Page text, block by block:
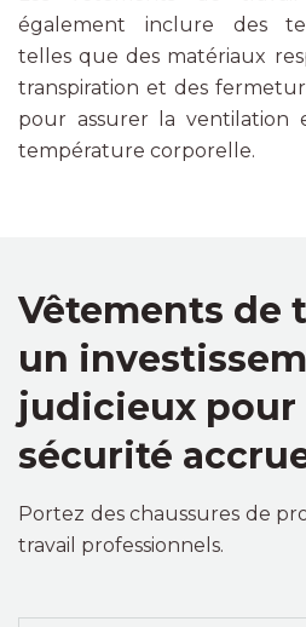
également inclure des
telles que des matériaux
transpiration et des
pour assurer la
température corporelle.
Vêtements de
un
judicieux pour
sécurité
Portez des chaussures de
travail professionnels.